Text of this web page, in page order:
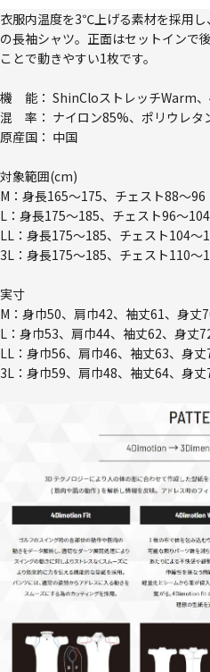
衣服内温度を3℃上げる素材を採用
の長袖シャツ。正面はセットインで
ことで動きやすい1枚です。
機 能： ShinCloストレッチWarm
混 率： ナイロン85%、ポリウレタ
原産国： 中国
対象範囲(cm)
M：身長165～175、チェスト88～96
L：身長175～185、チェスト96～104
LL：身長175～185、チェスト104～
3L：身長175～185、チェスト110～
実寸
M：身巾50、肩巾42、袖丈61、身丈
L：身巾53、肩巾44、袖丈62、身丈
LL：身巾56、肩巾46、袖丈63、身
3L：身巾59、肩巾48、袖丈64、身